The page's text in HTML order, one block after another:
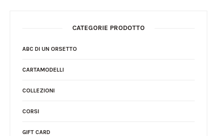
CATEGORIE PRODOTTO
ABC DI UN ORSETTO
CARTAMODELLI
COLLEZIONI
CORSI
GIFT CARD